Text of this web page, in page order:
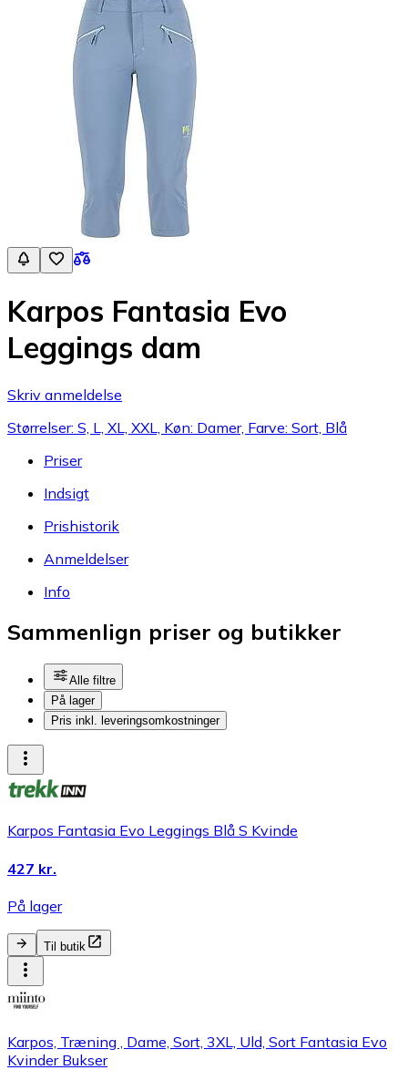
Karpos Fantasia Evo
Leggings dam
Skriv anmeldelse
Størrelser: S, L, XL, XXL, Køn: Damer, Farve: Sort, Blå
Priser
Indsigt
Prishistorik
Anmeldelser
Info
Sammenlign priser og butikker
Alle filtre
På lager
Pris inkl. leveringsomkostninger
Karpos Fantasia Evo Leggings Blå S Kvinde
427 kr.
På lager
Til butik
Karpos, Træning , Dame, Sort, 3XL, Uld, Sort Fantasia Evo
Kvinder Bukser